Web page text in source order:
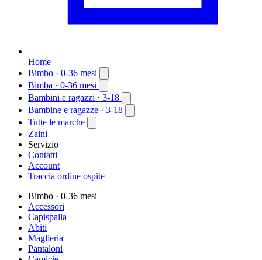
Home
Bimbo · 0-36 mesi
Bimba · 0-36 mesi
Bambini e ragazzi · 3-18
Bambine e ragazze · 3-18
Tutte le marche
Zaini
Servizio
Contatti
Account
Traccia ordine ospite
Bimbo · 0-36 mesi
Accessori
Capispalla
Abiti
Maglieria
Pantaloni